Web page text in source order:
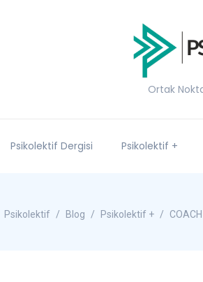
Ortak
Psikolektif Dergisi Psikolektif +
Psikolektif Blog Psikolektif +